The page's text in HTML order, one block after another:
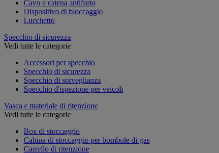
Cavo e catena antifurto
Dispositivo di bloccaggio
Lucchetto
Specchio di sicurezza
Vedi tutte le categorie
Accessori per specchio
Specchio di sicurezza
Specchio di sorveglianza
Specchio d'ispezione per veicoli
Vasca e materiale di ritenzione
Vedi tutte le categorie
Box di stoccaggio
Cabina di stoccaggio per bombole di gas
Carrello di ritenzione